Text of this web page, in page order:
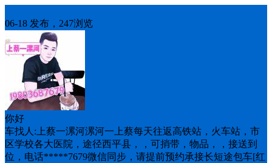
06-18 发布，247浏览
你好
车找人:上蔡一漯河漯河一上蔡每天往返高铁站，火车站，市
区学校各大医院，途径西平县，，可捎带，物品，，接送到
位，电话*****7679微信同步，请提前预约承接长短途包车[红